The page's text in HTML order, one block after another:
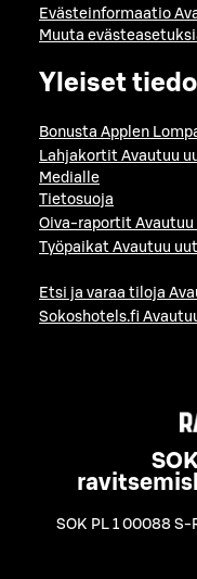
Evästeinformaatio
Muuta
Yleiset
Bonusta Applen
Lahjakortit Avautuu
Medialle
Tietosuoja
Oiva-raportit
Työpaikat Avautuu
Etsi ja varaa tiloja
Sokoshotels.fi
SOK PL 1 00088 S-